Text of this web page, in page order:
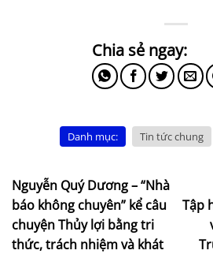
Danh mục: Tin tức chung
Nguyễn Quý Dương – “Nhà
báo không chuyên” kể câu
chuyện Thủy lợi bằng tri
thức, trách nhiệm và khát
Tập